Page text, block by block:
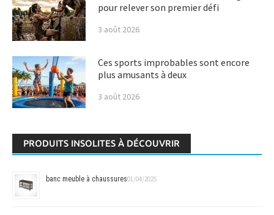
pour relever son premier défi
3 août 2026
Ces sports improbables sont encore
plus amusants à deux
3 août 2026
PRODUITS INSOLITES À DÉCOUVRIR
banc meuble à chaussures01/04/2025